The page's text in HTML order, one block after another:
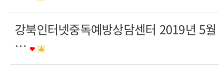
강북인터넷중독예방상담센터 2019년 5
…